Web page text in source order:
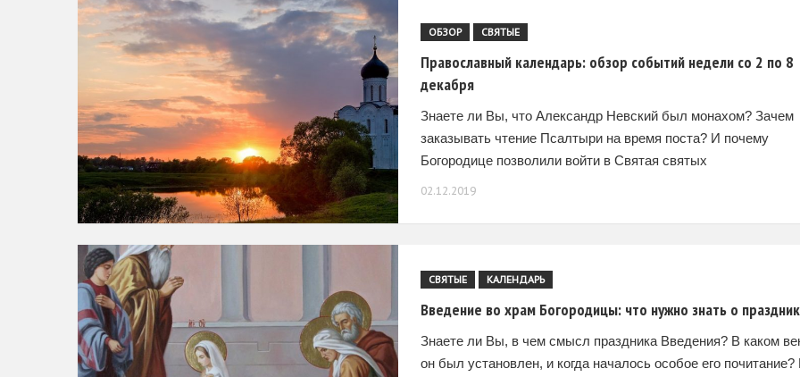
ОБЗОР СВЯТЫЕ
Православный календарь: обзор событий недели со 2 по 8
декабря
Знаете ли Вы, что Александр Невский был монахом? Зачем
заказывать чтение Псалтыри на время поста? И почему
Богородице позволили войти в Святая святых
02.12.2019
СВЯТЫЕ КАЛЕНДАРЬ
Введение во храм Богородицы: что нужно знать о
Знаете ли Вы, в чем смысл праздника Введения? В каком
он был установлен, и когда началось особое его почитание?